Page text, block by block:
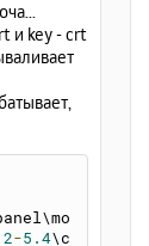
и key - crt
2-5.4\c